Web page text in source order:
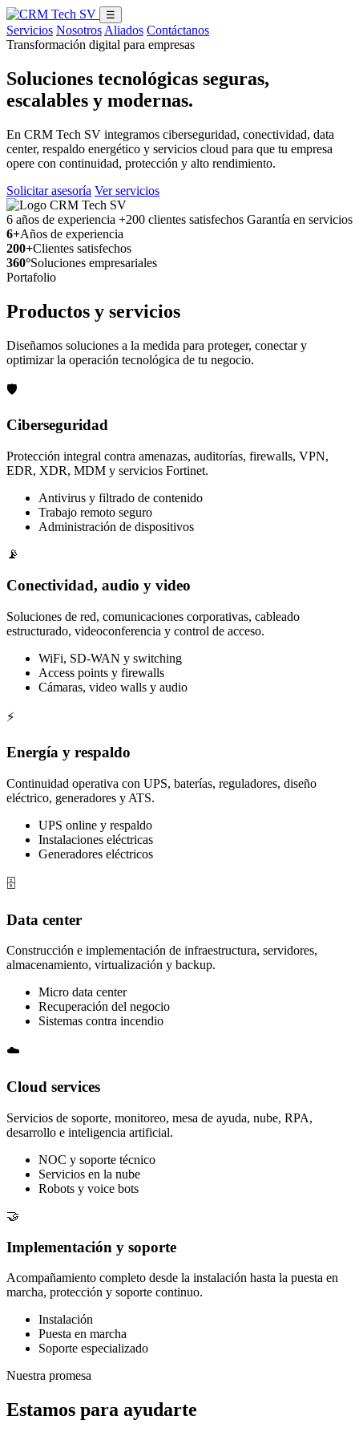
☰
Servicios Nosotros Aliados Contáctanos
Transformación digital para empresas
Soluciones tecnológicas seguras,
escalables y modernas.
En CRM Tech SV integramos ciberseguridad, conectividad, data
center, respaldo energético y servicios cloud para que tu empresa
opere con continuidad, protección y alto rendimiento.
Solicitar asesoría Ver servicios
6 años de experiencia +200 clientes satisfechos Garantía en servicios
6+Años de experiencia
200+Clientes satisfechos
360°Soluciones empresariales
Portafolio
Productos y servicios
Diseñamos soluciones a la medida para proteger, conectar y
optimizar la operación tecnológica de tu negocio.
🛡️
Ciberseguridad
Protección integral contra amenazas, auditorías, firewalls, VPN,
EDR, XDR, MDM y servicios Fortinet.
Antivirus y filtrado de contenido
Trabajo remoto seguro
Administración de dispositivos
📡
Conectividad, audio y video
Soluciones de red, comunicaciones corporativas, cableado
estructurado, videoconferencia y control de acceso.
WiFi, SD-WAN y switching
Access points y firewalls
Cámaras, video walls y audio
⚡
Energía y respaldo
Continuidad operativa con UPS, baterías, reguladores, diseño
eléctrico, generadores y ATS.
UPS online y respaldo
Instalaciones eléctricas
Generadores eléctricos
🗄️
Data center
Construcción e implementación de infraestructura, servidores,
almacenamiento, virtualización y backup.
Micro data center
Recuperación del negocio
Sistemas contra incendio
☁️
Cloud services
Servicios de soporte, monitoreo, mesa de ayuda, nube, RPA,
desarrollo e inteligencia artificial.
NOC y soporte técnico
Servicios en la nube
Robots y voice bots
🤝
Implementación y soporte
Acompañamiento completo desde la instalación hasta la puesta en
marcha, protección y soporte continuo.
Instalación
Puesta en marcha
Soporte especializado
Nuestra promesa
Estamos para ayudarte